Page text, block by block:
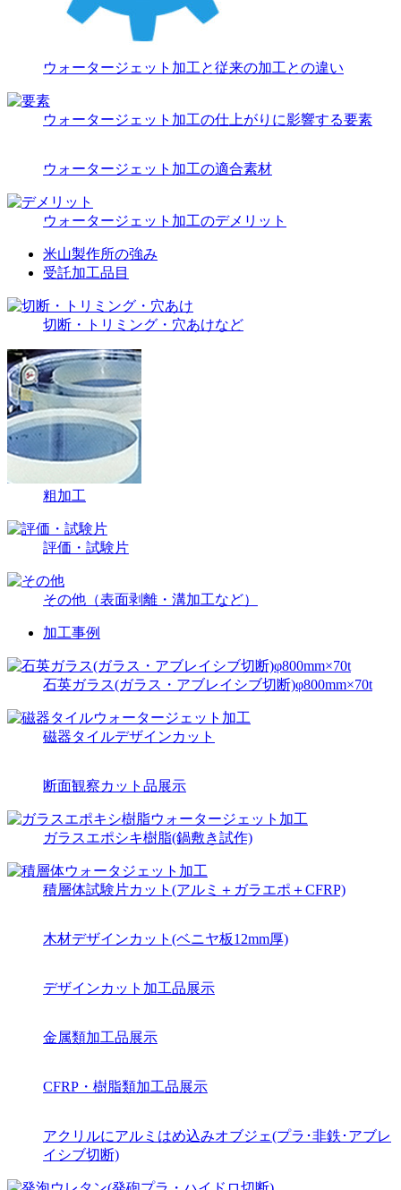
ウォータージェット加工と従来の加工との違い
ウォータージェット加工の仕上がりに影響する要素
ウォータージェット加工の適合素材
ウォータージェット加工のデメリット
米山製作所の強み
受託加工品目
切断・トリミング・穴あけなど
粗加工
評価・試験片
その他（表面剥離・溝加工など）
加工事例
石英ガラス(ガラス・アブレイシブ切断)φ800mm×70t
磁器タイルデザインカット
断面観察カット品展示
ガラスエポシキ樹脂(鍋敷き試作)
積層体試験片カット(アルミ＋ガラエポ＋CFRP)
木材デザインカット(ベニヤ板12mm厚)
デザインカット加工品展示
金属類加工品展示
CFRP・樹脂類加工品展示
アクリルにアルミはめ込みオブジェ(プラ･非鉄･アブレ
イシブ切断)